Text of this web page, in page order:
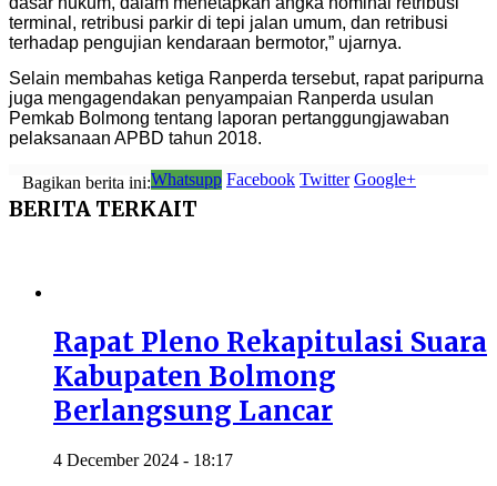
terminal, retribusi parkir di tepi jalan umum, dan retribusi
terhadap pengujian kendaraan bermotor,” ujarnya.
Selain membahas ketiga Ranperda tersebut, rapat paripurna
juga mengagendakan penyampaian Ranperda usulan
Pemkab Bolmong tentang laporan pertanggungjawaban
pelaksanaan APBD tahun 2018.
Bagikan berita ini:Whatsupp Facebook Twitter Google+
BERITA TERKAIT
Rapat Pleno Rekapitulasi Suara
Kabupaten Bolmong
Berlangsung Lancar
4 December 2024 - 18:17